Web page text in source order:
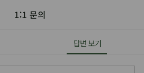
1:1 문의
답변 보기